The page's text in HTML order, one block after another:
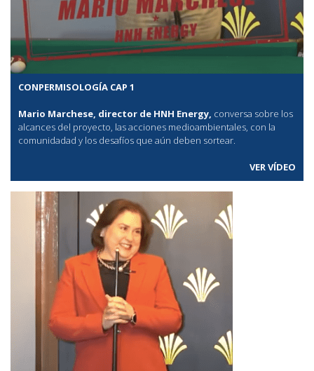
CONPERMISOLOGÍA CAP 1
Mario Marchese, director de HNH Energy, conversa sobre los
alcances del proyecto, las acciones medioambientales, con la
comunidadad y los desafíos que aún deben sortear.
VER VÍDEO